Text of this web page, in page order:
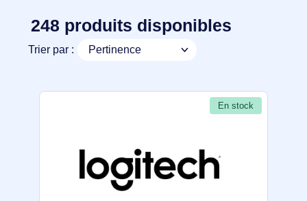
248 produits disponibles
Trier par :
En stock